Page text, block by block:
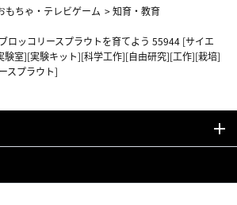
もちゃ・テレビゲーム >知育・教育
ロッコリースプラウトを育てよう 55944 [サイエ
験室][実験キット][科学工作][自由研究][工作][栽培]
スプラウト]